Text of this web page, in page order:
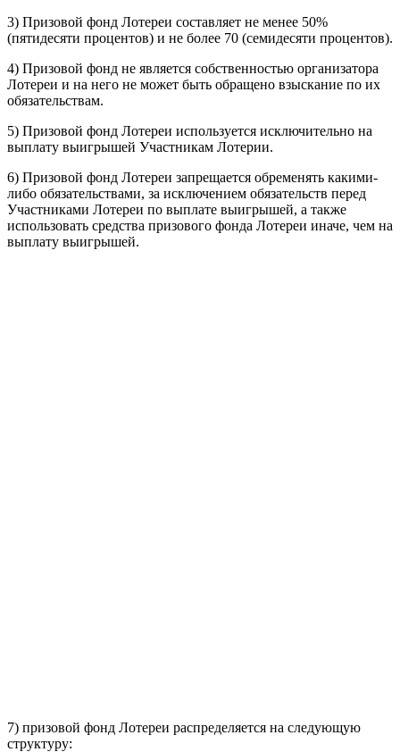
3) Призовой фонд Лотереи составляет не менее 50%
(пятидесяти процентов) и не более 70 (семидесяти процентов).
4) Призовой фонд не является собственностью организатора
Лотереи и на него не может быть обращено взыскание по их
обязательствам.
5) Призовой фонд Лотереи используется исключительно на
выплату выигрышей Участникам Лотерии.
6) Призовой фонд Лотереи запрещается обременять какими-
либо обязательствами, за исключением обязательств перед
Участниками Лотереи по выплате выигрышей, а также
использовать средства призового фонда Лотереи иначе, чем на
выплату выигрышей.
7) призовой фонд Лотереи распределяется на следующую
структуру: